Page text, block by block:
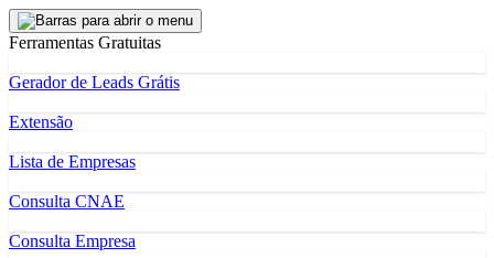
Ferramentas Gratuitas
Gerador de Leads Grátis
Extensão
Lista de Empresas
Consulta CNAE
Consulta Empresa